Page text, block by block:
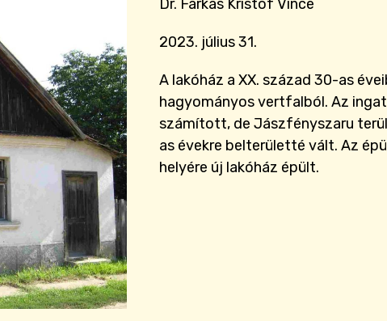
Dr. Farkas Kristóf Vince
2023. július 31.
A lakóház a XX. század 30-as
hagyományos vertfalból. Az
számított, de Jászfényszaru
as évekre belterületté vált. Az
helyére új lakóház épült.